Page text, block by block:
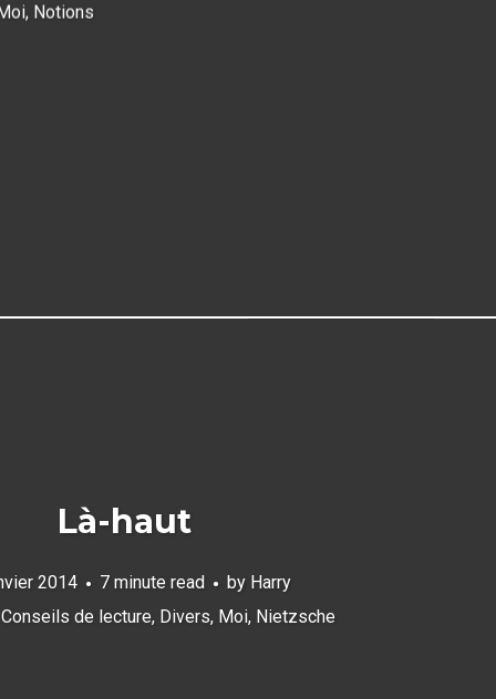
, Notions
Là-haut
2014 7 minute read by Harry
Conseils de lecture, Divers, Moi, Nietzsche